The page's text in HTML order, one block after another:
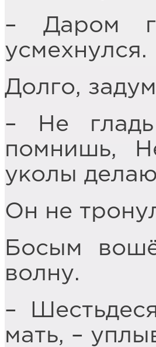
– Даром
усмехнулся.
Долго,
– Не
помнишь,
уколы
Он не
Босым
волну.
–
мать, –